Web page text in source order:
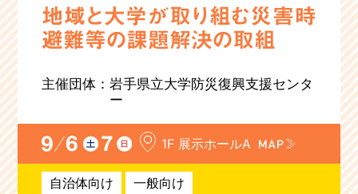
地域と大学が取り組む災害時
避難等の課題解決の取組
主催団体：岩手県立大学防災復興支援センタ
ー
1F 展⽰ホールA
自治体向け
一般向け